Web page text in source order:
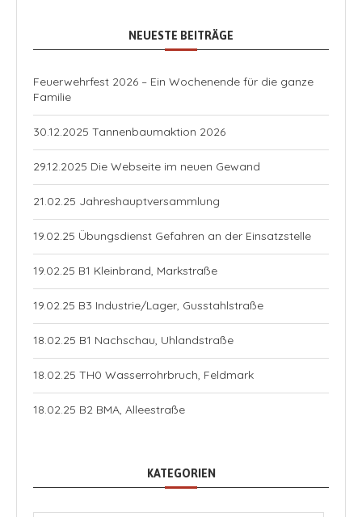
NEUESTE BEITRÄGE
Feuerwehrfest 2026 – Ein Wochenende für die ganze
Familie
30.12.2025 Tannenbaumaktion 2026
29.12.2025 Die Webseite im neuen Gewand
21.02.25 Jahreshauptversammlung
19.02.25 Übungsdienst Gefahren an der Einsatzstelle
19.02.25 B1 Kleinbrand, Markstraße
19.02.25 B3 Industrie/Lager, Gusstahlstraße
18.02.25 B1 Nachschau, Uhlandstraße
18.02.25 TH0 Wasserrohrbruch, Feldmark
18.02.25 B2 BMA, Alleestraße
KATEGORIEN